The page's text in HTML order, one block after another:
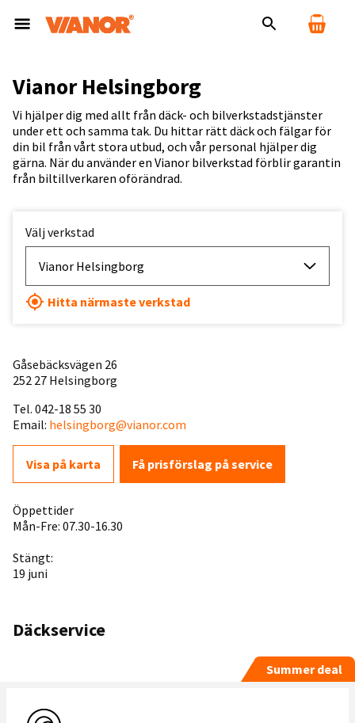
Vianor Helsingborg
Vi hjälper dig med allt från däck- och bilverkstadstjänster
under ett och samma tak. Du hittar rätt däck och fälgar för
din bil från vårt stora utbud, och vår personal hjälper dig
gärna. När du använder en Vianor bilverkstad förblir garantin
från biltillverkaren oförändrad.
Välj verkstad
Hitta närmaste verkstad
Vianor Helsingborg
Gåsebäcksvägen 26
252 27 Helsingborg
Tel. 042-18 55 30
Email: helsingborg@vianor.com
Visa på karta Få prisförslag på service
Öppettider
Mån-Fre: 07.30-16.30
Stängt:
19 juni
Däckservice
Summer deal